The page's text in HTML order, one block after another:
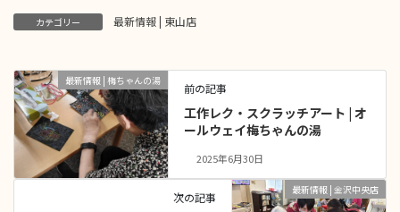
カテゴリー 最新情報 | 東山店
最新情報 | 梅ちゃんの湯
前の記事
工作レク・スクラッチアート | オ
ールウェイ梅ちゃんの湯
2025年6月30日
最新情報 | 金沢中央店
次の記事